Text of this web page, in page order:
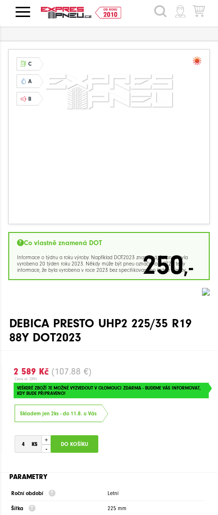
HLEDAT
C
A
B
Co vlastně znamená DOT
Informace o týdnu a roku výroby. Například DOT2023 znamená, že pneu byla
vyrobena 20 týden roku 2023. Někdy může být pneu označena DOT23 tedy
informace, že byla vyrobena v roce 2023 bez specifikovaného týdne výroby.
250,-
DEBICA PRESTO UHP2 225/35 R19
88Y DOT2023
2 589 Kč (107.88 €)
Cena vč. DPH
VEŠKERÉ ZBOŽÍ JE MOŽNÉ VYZVEDOUT V OLOMOUCI ZDARMA - BUDEME VÁS INFORMOVAT,
KDY BUDE PŘIPRAVENO!
Skladem jen 2ks - do 11.8. u Vás
+
-
PARAMETRY
Roční období Letní
Šířka 225 mm